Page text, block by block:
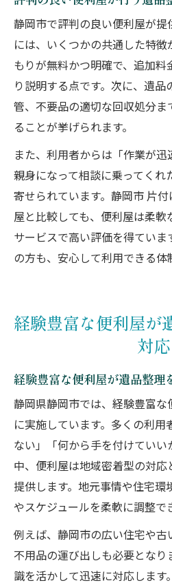
静岡市で評判の良い便利屋が
には、いくつかの共通した特
もりが無料かつ明確で、追加
り説明する点です。次に、遺
管、不要品の適切な回収処分
ることが挙げられます。
また、利用者からは「作業が
親身になって相談に乗ってくれ
寄せられています。静岡市 片
屋と比較しても、便利屋は柔
サービスで高い評価を得てい
の方も、安心して利用できる体
経験豊富な便利屋が
対応
経験豊富な便利屋が遺品整理
静岡県静岡市では、経験豊富
に実施しています。多くの利
ない」「何から手を付けてい
中、便利屋は地域密着型の対
提供します。地元事情や住宅環
やスケジュールを柔軟に調整で
例えば、静岡市の広い住宅や
不用品の運び出しも必要とな
識を活かして迅速に対応しま